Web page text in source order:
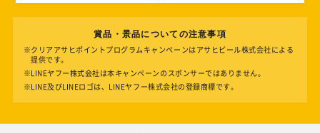
賞品・景品についての注意事項
※クリアアサヒポイントプログラムキャンペーンはアサヒビール株式会社による
提供です。
※LINEヤフー株式会社は本キャンペーンのスポンサーではありません。
※LINE及びLINEロゴは、LINEヤフー株式会社の登録商標です。